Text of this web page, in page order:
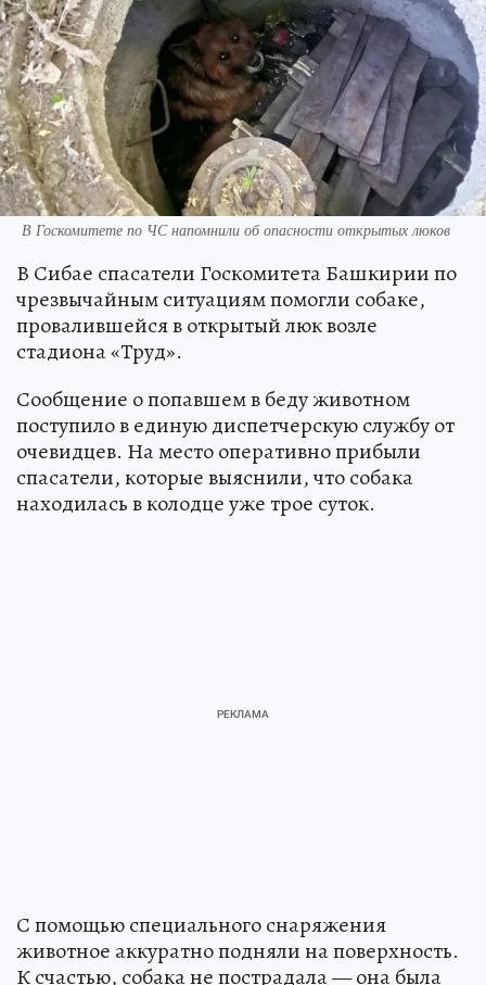
В Госкомитете по ЧС напомнили об опасности открытых люков
В Сибае спасатели Госкомитета Башкирии по
чрезвычайным ситуациям помогли собаке,
провалившейся в открытый люк возле
стадиона «Труд».
Сообщение о попавшем в беду животном
поступило в единую диспетчерскую службу от
очевидцев. На место оперативно прибыли
спасатели, которые выяснили, что собака
находилась в колодце уже трое суток.
С помощью специального снаряжения
животное аккуратно подняли на поверхность.
К счастью, собака не пострадала — она была